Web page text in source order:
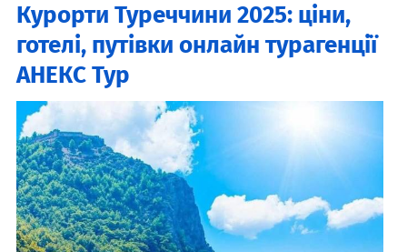
Курорти Туреччини 2025: ціни,
готелі, путівки онлайн турагенції
АНЕКС Тур